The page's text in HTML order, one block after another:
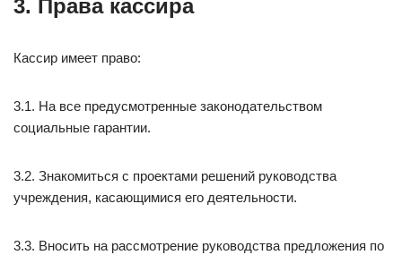
3. Права кассира
Кассир имеет право:
3.1. На все предусмотренные законодательством
социальные гарантии.
3.2. Знакомиться с проектами решений руководства
учреждения, касающимися его деятельности.
3.3. Вносить на рассмотрение руководства предложения по